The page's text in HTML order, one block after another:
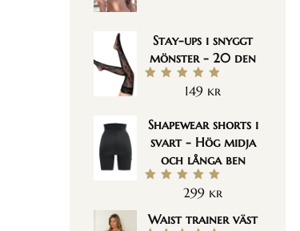
Stay-ups i snyggt
mönster - 20 den
Betygsatt
149 kr
Shapewear shorts i
svart - Hög midja
och långa ben
Betygsatt
299 kr
Waist trainer väst